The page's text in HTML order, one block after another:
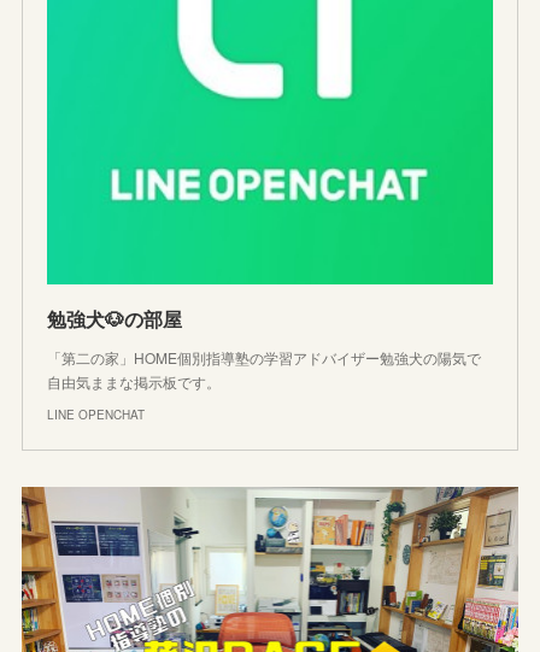
勉強犬🐶の部屋
「第二の家」HOME個別指導塾の学習アドバイザー勉強犬の陽気で
自由気ままな掲示板です。
LINE OPENCHAT